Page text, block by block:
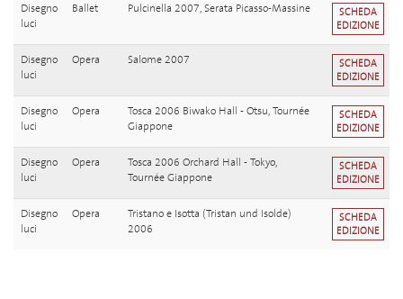
Disegno
luci
Ballet Pulcinella 2007, Serata Picasso-Massine
SCHEDA
EDIZIONE
Disegno
luci
Opera Salome 2007
SCHEDA
EDIZIONE
Disegno
luci
Opera
Tosca 2006 Biwako Hall - Otsu, Tournée
Giappone
SCHEDA
EDIZIONE
Disegno
luci
Opera
Tosca 2006 Orchard Hall - Tokyo,
Tournée Giappone
SCHEDA
EDIZIONE
Disegno
luci
Opera
Tristano e Isotta (Tristan und Isolde)
2006
SCHEDA
EDIZIONE